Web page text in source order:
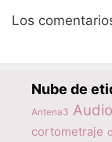
Los
Nube de
Antena3
cortometraje